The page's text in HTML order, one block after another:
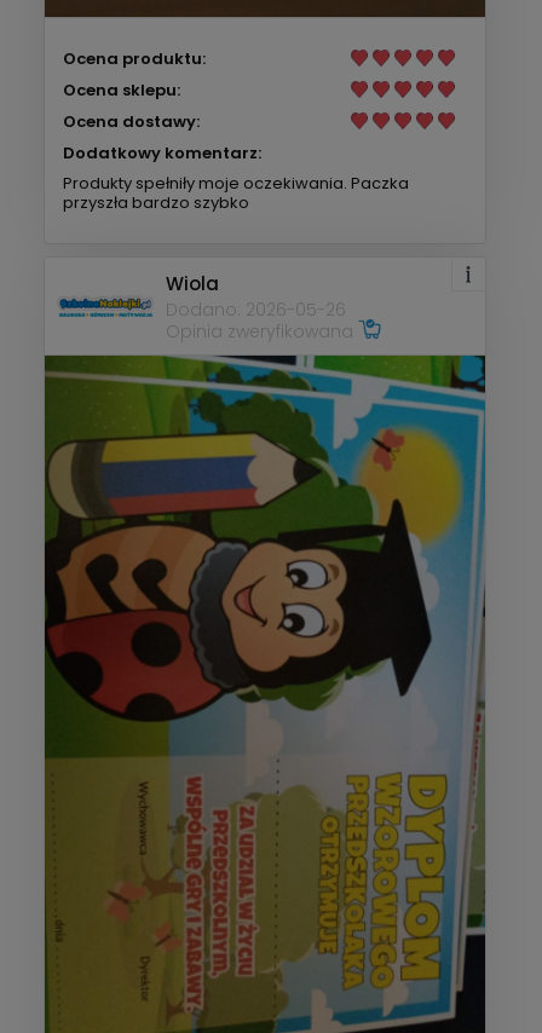
Ocena produktu:
Ocena sklepu:
Ocena dostawy:
Dodatkowy komentarz:
Produkty spełniły moje oczekiwania. Paczka
przyszła bardzo szybko
Wiola
Dodano: 2026-05-26
Opinia zweryfikowana